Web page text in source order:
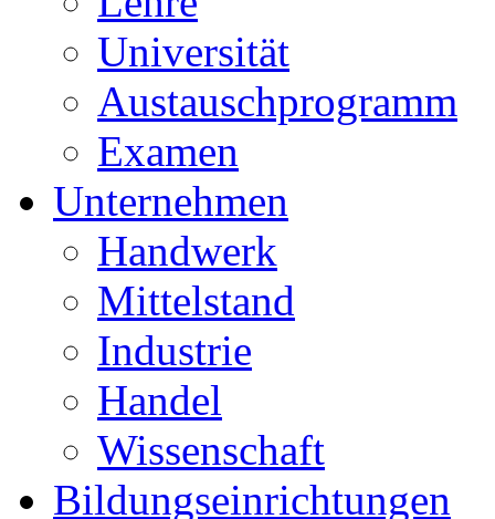
Universität
Austauschprogramm
Examen
Unternehmen
Handwerk
Mittelstand
Industrie
Handel
Wissenschaft
Bildungseinrichtungen